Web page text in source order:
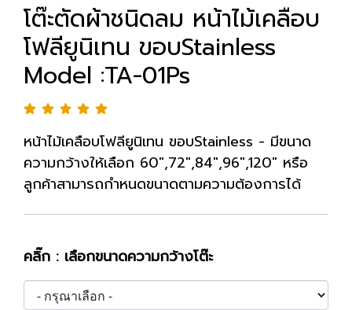
โต๊ะตัดผ้าชนิดลม หน้าไม้เคลือบ
โฟลียูนิเทน ขอบStainless
Model :TA-01Ps
หน้าไม้เคลือบโฟลียูนิเทน ขอบStainless - มีขนาด
ความกว้างให้เลือก 60",72",84",96",120" หรือ
ลูกค้าสามารถกำหนดขนาดตามความต้องการได้
คลิ๊ก : เลือกขนาดความกว้างโต๊ะ